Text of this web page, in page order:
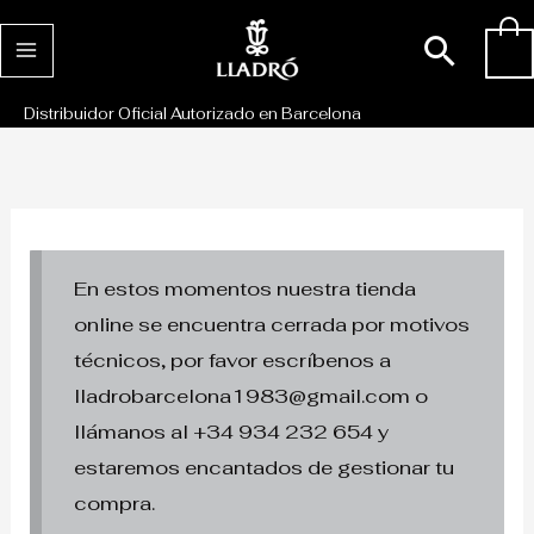
al
Distribuidor Oficial Autorizado en Barcelona
En estos momentos nuestra tienda
online se encuentra cerrada por motivos
técnicos, por favor escríbenos a
lladrobarcelona1983@gmail.com o
llámanos al +34 934 232 654 y
estaremos encantados de gestionar tu
compra.